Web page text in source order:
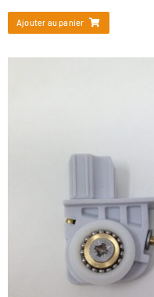
Ajouter au panier